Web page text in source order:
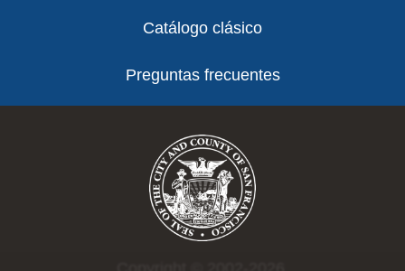
Catálogo clásico
Preguntas frecuentes